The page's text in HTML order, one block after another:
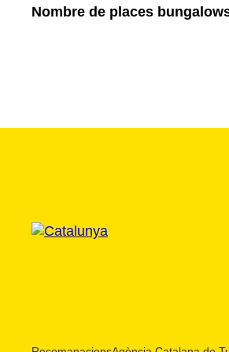
Nombre de places